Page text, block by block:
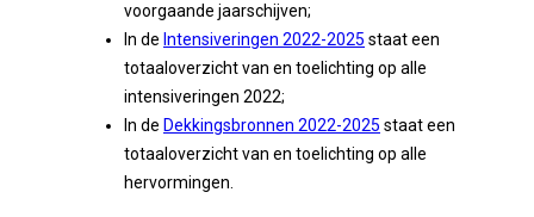
voorgaande jaarschijven;
In de Intensiveringen 2022-2025 staat een
totaaloverzicht van en toelichting op alle
intensiveringen 2022;
In de Dekkingsbronnen 2022-2025 staat een
totaaloverzicht van en toelichting op alle
hervormingen.